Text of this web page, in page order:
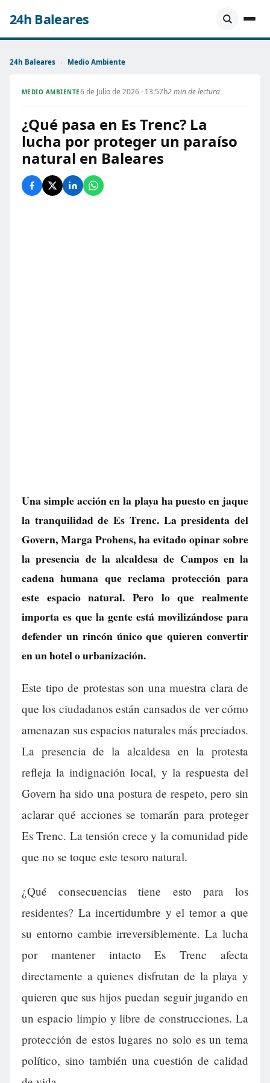
24h Baleares
24h Baleares › Medio Ambiente
MEDIO AMBIENTE6 de Julio de 2026 · 13:57h2 min de lectura
¿Qué pasa en Es Trenc? La
lucha por proteger un paraíso
natural en Baleares
Una simple acción en la playa ha puesto en jaque
la tranquilidad de Es Trenc. La presidenta del
Govern, Marga Prohens, ha evitado opinar sobre
la presencia de la alcaldesa de Campos en la
cadena humana que reclama protección para
este espacio natural. Pero lo que realmente
importa es que la gente está movilizándose para
defender un rincón único que quieren convertir
en un hotel o urbanización.
Este tipo de protestas son una muestra clara de
que los ciudadanos están cansados de ver cómo
amenazan sus espacios naturales más preciados.
La presencia de la alcaldesa en la protesta
refleja la indignación local, y la respuesta del
Govern ha sido una postura de respeto, pero sin
aclarar qué acciones se tomarán para proteger
Es Trenc. La tensión crece y la comunidad pide
que no se toque este tesoro natural.
¿Qué consecuencias tiene esto para los
residentes? La incertidumbre y el temor a que
su entorno cambie irreversiblemente. La lucha
por mantener intacto Es Trenc afecta
directamente a quienes disfrutan de la playa y
quieren que sus hijos puedan seguir jugando en
un espacio limpio y libre de construcciones. La
protección de estos lugares no solo es un tema
político, sino también una cuestión de calidad